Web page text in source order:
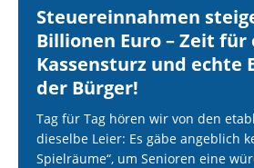
Steuereinnahmen
Billionen Euro – Zeit für
Kassensturz und echte
der Bürger!
Tag für Tag hören wir von den
dieselbe Leier: Es gäbe angeblich
Spielräume“, um Senioren eine